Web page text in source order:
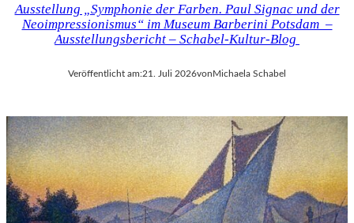
Ausstellung „Symphonie der Farben. Paul Signac und der
Neoimpressionismus“ im Museum Barberini Potsdam –
Ausstellungsbericht – Schabel-Kultur-Blog
Veröffentlicht am:21. Juli 2026vonMichaela Schabel